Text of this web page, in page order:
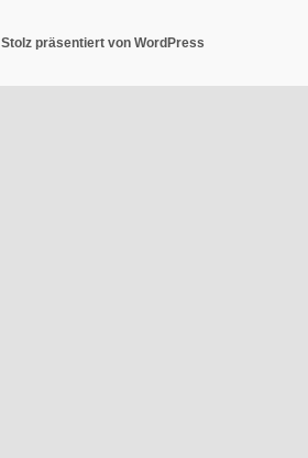
Stolz präsentiert von WordPress